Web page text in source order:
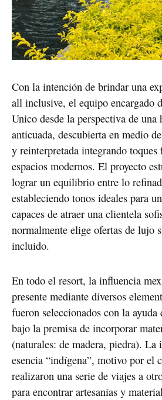
Con la intención de brindar una
all inclusive, el equipo encargado
Unico desde la perspectiva de una
anticuada, descubierta en medio
y reinterpretada integrando toques
espacios modernos. El proyecto
lograr un equilibrio entre lo
estableciendo tonos ideales para
capaces de atraer una clientela
normalmente elige ofertas de lujo
incluido.
En todo el resort, la influencia
presente mediante diversos
fueron seleccionados con la ayuda
bajo la premisa de incorporar
(naturales: de madera, piedra). La
esencia “indígena”, motivo por el
realizaron una serie de viajes a
para encontrar artesanías y